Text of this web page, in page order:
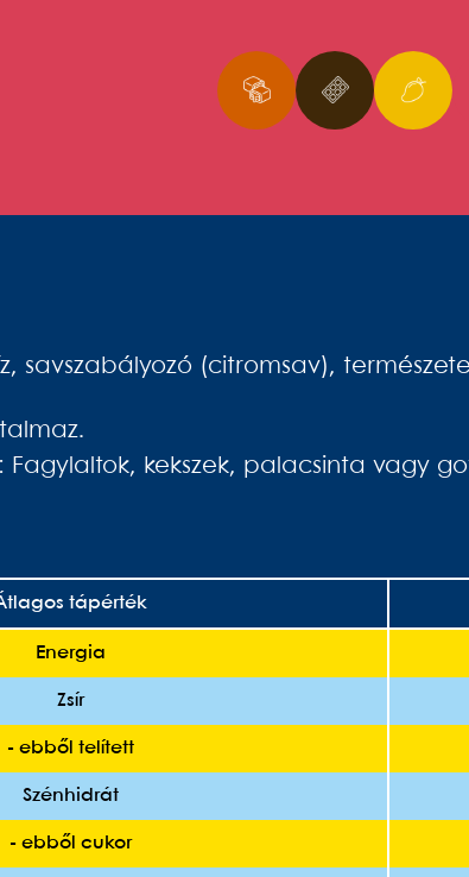
savszabályozó (citromsav),
Fagylaltok, kekszek, palacsinta vagy
tápérték
Energia
Zsír
- ebből telített
Szénhidrát
- ebből cukor